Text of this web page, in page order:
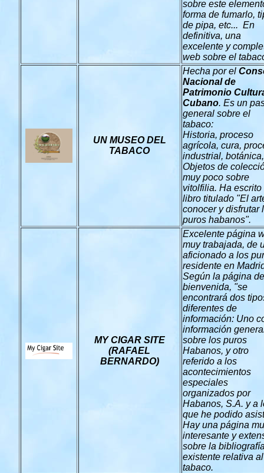
sobre este
forma de fumarlo,
de pipa, etc... En
definitiva, una
excelente y
web sobre el
UN MUSEO DEL
TABACO
Hecha por el
Nacional de
Patrimonio
Cubano. Es un
general sobre el
tabaco:
Historia, proceso
agrícola, cura,
industrial, botánica,
Objetos de
muy poco sobre
vitolfilia. Ha escrito
libro titulado "El
conocer y disfrutar
puros habanos".
MY CIGAR SITE
(RAFAEL
BERNARDO)
Excelente página
muy trabajada, de
aficionado a los
residente en
Según la página de
bienvenida, "se
encontrará dos
diferentes de
información: Uno
información
sobre los puros
Habanos, y otro
referido a los
acontecimientos
especiales
organizados por
Habanos, S.A. y a
que he podido
Hay una página
interesante y
sobre la
existente relativa al
tabaco.